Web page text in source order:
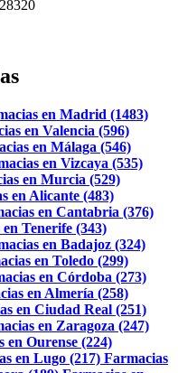
en Madrid (1483)
en Valencia (596)
en Málaga (546)
en Vizcaya (535)
en Murcia (529)
en Alicante (483)
en Cantabria (376)
Tenerife (343)
en Badajoz (324)
en Toledo (299)
en Córdoba (273)
en Almería (258)
en Ciudad Real (251)
en Zaragoza (247)
en Ourense (224)
en Lugo (217) Farmacias